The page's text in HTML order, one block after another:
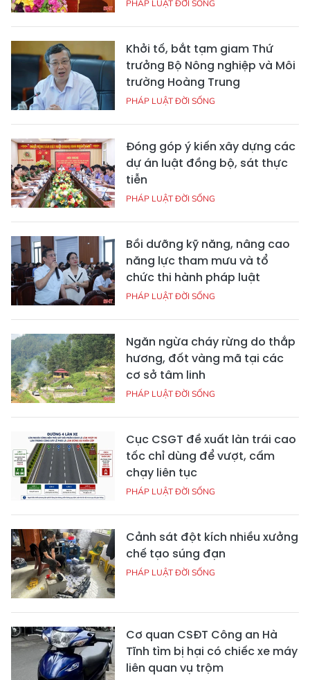
PHÁP LUẬT ĐỜI SỐNG
Khởi tố, bắt tạm giam Thứ
trưởng Bộ Nông nghiệp và Môi
trường Hoàng Trung
PHÁP LUẬT ĐỜI SỐNG
Đóng góp ý kiến xây dựng các
dự án luật đồng bộ, sát thực
tiễn
PHÁP LUẬT ĐỜI SỐNG
Bồi dưỡng kỹ năng, nâng cao
năng lực tham mưu và tổ
chức thi hành pháp luật
PHÁP LUẬT ĐỜI SỐNG
Ngăn ngừa cháy rừng do thắp
hương, đốt vàng mã tại các
cơ sở tâm linh
PHÁP LUẬT ĐỜI SỐNG
Cục CSGT đề xuất làn trái cao
tốc chỉ dùng để vượt, cấm
chạy liên tục
PHÁP LUẬT ĐỜI SỐNG
Cảnh sát đột kích nhiều xưởng
chế tạo súng đạn
PHÁP LUẬT ĐỜI SỐNG
Cơ quan CSĐT Công an Hà
Tĩnh tìm bị hại có chiếc xe máy
liên quan vụ trộm